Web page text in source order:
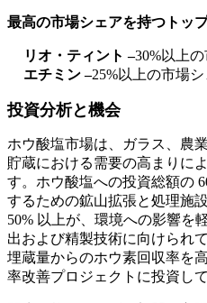
最高の市場シェアを持つトッ
リオ・ティント –30%以上
エチミン –25%以上の市場シ
投資分析と機会
ホウ酸塩市場は、ガラス、農
貯蔵における需要の高まりに
す。ホウ酸塩への投資総額の
するための鉱山拡張と処理施
50% 以上が、環境への影響を
出および精製技術に向けられ
埋蔵量からのホウ素回収率を
率改善プロジェクトに投資して